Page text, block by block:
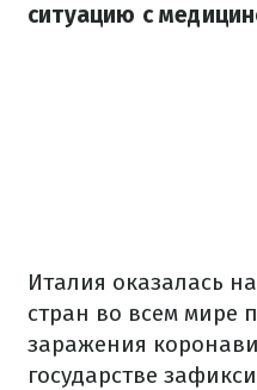
ситуацию с
Италия оказалась
стран во всем мире
заражения
государстве